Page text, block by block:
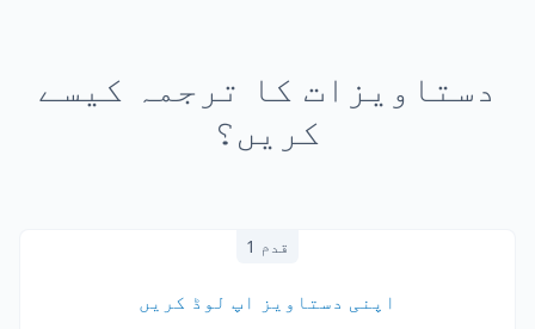
دستاویزات کا ترجمہ کیسے
کریں؟
قدم 1
اپنی دستاویز اپ لوڈ کریں